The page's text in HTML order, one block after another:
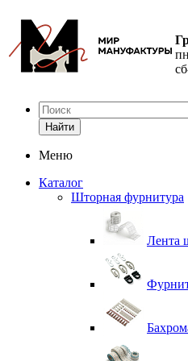
Найти
Меню
Каталог
Шторная фурнитура
Лента